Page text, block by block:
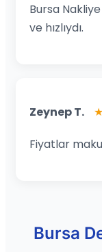
Bursa
ve hızlıydı.
Zeynep T.
Fiyatlar
Bursa